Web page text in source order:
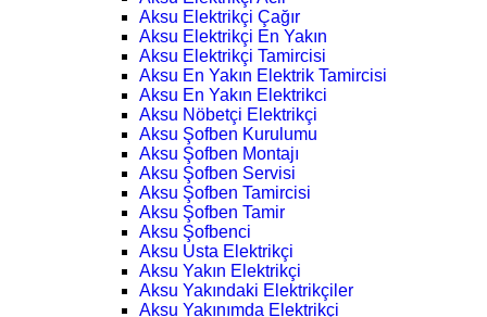
Aksu Elektrikçi Çağır
Aksu Elektrikçi En Yakın
Aksu Elektrikçi Tamircisi
Aksu En Yakın Elektrik Tamircisi
Aksu En Yakın Elektrikci
Aksu Nöbetçi Elektrikçi
Aksu Şofben Kurulumu
Aksu Şofben Montajı
Aksu Şofben Servisi
Aksu Şofben Tamircisi
Aksu Şofben Tamir
Aksu Şofbenci
Aksu Usta Elektrikçi
Aksu Yakın Elektrikçi
Aksu Yakındaki Elektrikçiler
Aksu Yakınımda Elektrikçi